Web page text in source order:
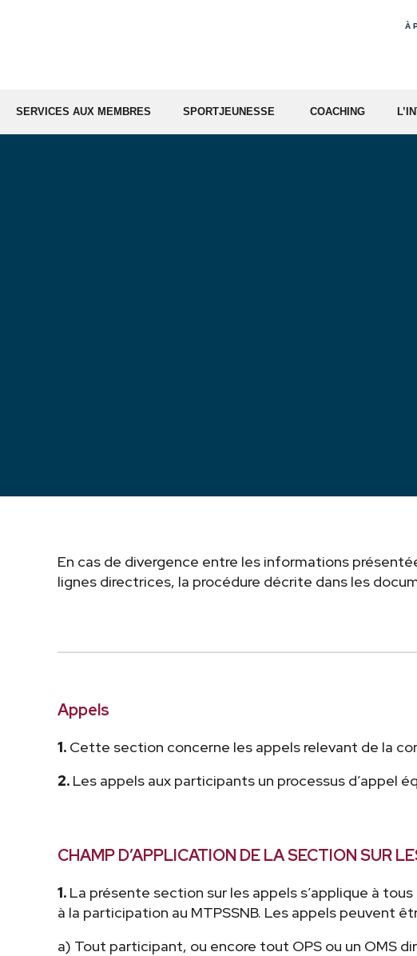
À
SERVICES AUX MEMBRES SPORTJEUNESSE COACHING
En cas de divergence entre les informations
lignes directrices, la procédure décrite dans les
Appels
1. Cette section concerne les appels relevant de la
2. Les appels aux participants un processus d’appel
CHAMP D’APPLICATION DE LA SECTION SUR
1. La présente section sur les appels s’applique à
à la participation au MTPSSNB. Les appels peuvent
a) Tout participant, ou encore tout OPS ou un OMS